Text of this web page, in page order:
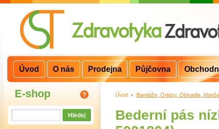
E-shop Úvod > Bandáže, Ortézy, Obinadla,
Bederní pás
Úvod O nás Prodejna Půjčovna